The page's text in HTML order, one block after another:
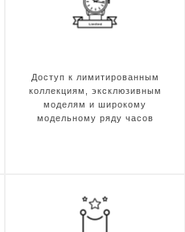
Доступ к лимитированным
коллекциям, эксклюзивным
моделям и широкому
модельному ряду часов